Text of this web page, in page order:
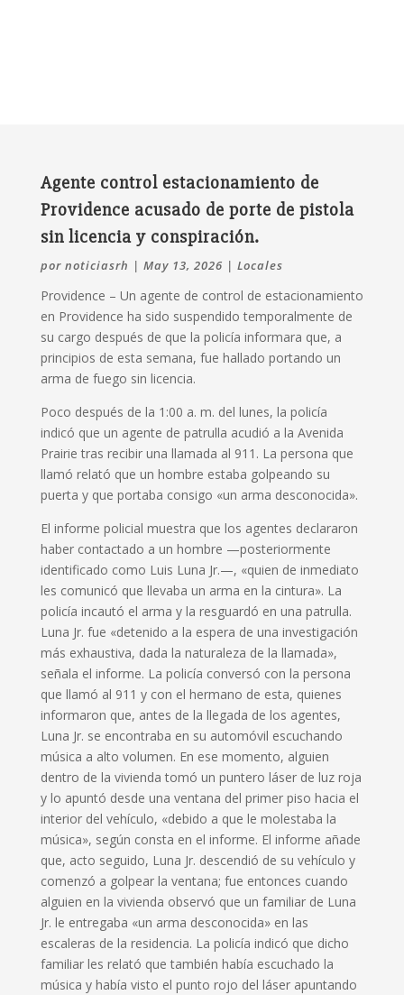
Agente control estacionamiento de
Providence acusado de porte de pistola
sin licencia y conspiración.
por noticiasrh | May 13, 2026 | Locales
Providence – Un agente de control de estacionamiento
en Providence ha sido suspendido temporalmente de
su cargo después de que la policía informara que, a
principios de esta semana, fue hallado portando un
arma de fuego sin licencia.
Poco después de la 1:00 a. m. del lunes, la policía
indicó que un agente de patrulla acudió a la Avenida
Prairie tras recibir una llamada al 911. La persona que
llamó relató que un hombre estaba golpeando su
puerta y que portaba consigo «un arma desconocida».
El informe policial muestra que los agentes declararon
haber contactado a un hombre —posteriormente
identificado como Luis Luna Jr.—, «quien de inmediato
les comunicó que llevaba un arma en la cintura». La
policía incautó el arma y la resguardó en una patrulla.
Luna Jr. fue «detenido a la espera de una investigación
más exhaustiva, dada la naturaleza de la llamada»,
señala el informe. La policía conversó con la persona
que llamó al 911 y con el hermano de esta, quienes
informaron que, antes de la llegada de los agentes,
Luna Jr. se encontraba en su automóvil escuchando
música a alto volumen. En ese momento, alguien
dentro de la vivienda tomó un puntero láser de luz roja
y lo apuntó desde una ventana del primer piso hacia el
interior del vehículo, «debido a que le molestaba la
música», según consta en el informe. El informe añade
que, acto seguido, Luna Jr. descendió de su vehículo y
comenzó a golpear la ventana; fue entonces cuando
alguien en la vivienda observó que un familiar de Luna
Jr. le entregaba «un arma desconocida» en las
escaleras de la residencia. La policía indicó que dicho
familiar les relató que también había escuchado la
música y había visto el punto rojo del láser apuntando